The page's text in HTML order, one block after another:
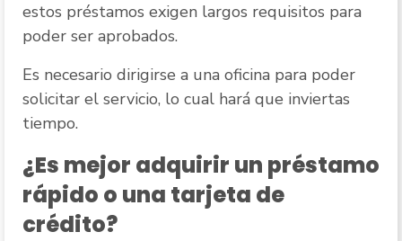
estos préstamos exigen largos requisitos para
poder ser aprobados.
Es necesario dirigirse a una oficina para poder
solicitar el servicio, lo cual hará que inviertas
tiempo.
¿Es mejor adquirir un préstamo
rápido o una tarjeta de
crédito?